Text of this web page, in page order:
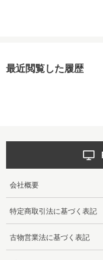
最近閲覧した履歴
会社概要
特定商取引法に基づく表記
古物営業法に基づく表記